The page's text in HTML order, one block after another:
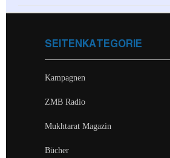
SEITENKATEGORIE
Kampagnen
ZMB Radio
Mukhtarat Magazin
Bücher